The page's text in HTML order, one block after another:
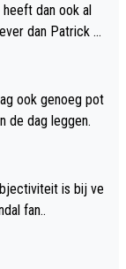
dan ook al
dan Patrick B
ook genoeg pot
geduld aan de dag leggen.
is bij ve
fan..